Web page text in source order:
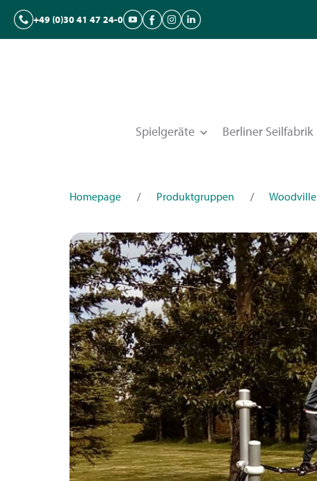
+49 (0)30 41 47 24-0
Spielgeräte Berliner Seilfabrik
Homepage / Produktgruppen / Woodville